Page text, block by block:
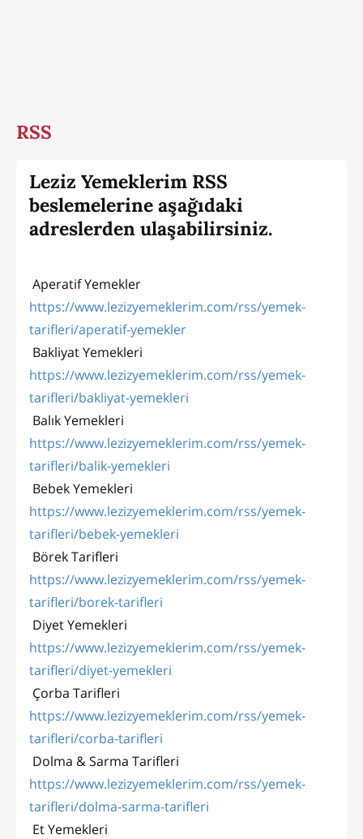
RSS
Leziz Yemeklerim RSS
beslemelerine aşağıdaki
adreslerden ulaşabilirsiniz.
Aperatif Yemekler
https://www.lezizyemeklerim.com/rss/yemek-
tarifleri/aperatif-yemekler
Bakliyat Yemekleri
https://www.lezizyemeklerim.com/rss/yemek-
tarifleri/bakliyat-yemekleri
Balık Yemekleri
https://www.lezizyemeklerim.com/rss/yemek-
tarifleri/balik-yemekleri
Bebek Yemekleri
https://www.lezizyemeklerim.com/rss/yemek-
tarifleri/bebek-yemekleri
Börek Tarifleri
https://www.lezizyemeklerim.com/rss/yemek-
tarifleri/borek-tarifleri
Diyet Yemekleri
https://www.lezizyemeklerim.com/rss/yemek-
tarifleri/diyet-yemekleri
Çorba Tarifleri
https://www.lezizyemeklerim.com/rss/yemek-
tarifleri/corba-tarifleri
Dolma & Sarma Tarifleri
https://www.lezizyemeklerim.com/rss/yemek-
tarifleri/dolma-sarma-tarifleri
Et Yemekleri